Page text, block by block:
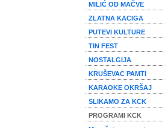
MILIĆ OD MAČVE
ZLATNA KACIGA
PUTEVI KULTURE
TIN FEST
NOSTALGIJA
KRUŠEVAC PAMTI
KARAOKE OKRŠAJ
SLIKAMO ZA KCK
PROGRAMI KCK